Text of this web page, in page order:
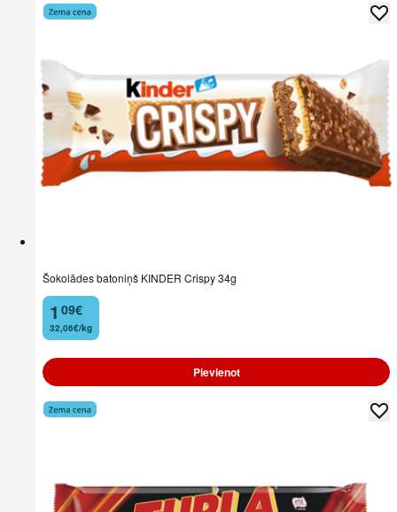
Šokolādes batoniņš KINDER Crispy 34g
1
. 09€
32,06€/kg
Pievienot